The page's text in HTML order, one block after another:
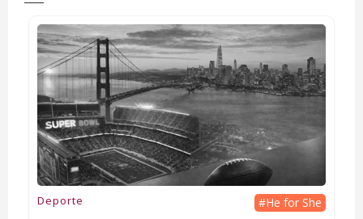
Deporte #He for She